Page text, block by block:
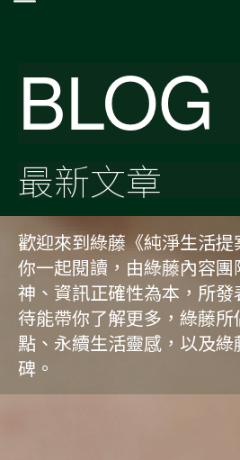
BLOG
最新文章
歡迎來到綠藤《純淨生活
你一起閱讀，由綠藤內容
神、資訊正確性為本，所
待能帶你了解更多，綠藤
點、永續生活靈感，以及
碑。